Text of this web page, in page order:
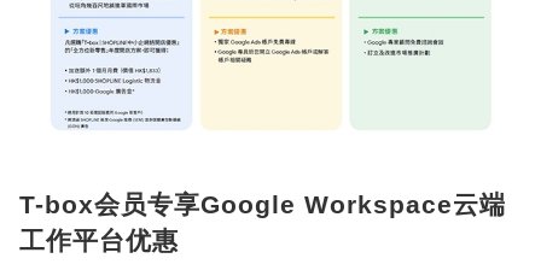
T-box会员专享Google Workspace云端
工作平台优惠